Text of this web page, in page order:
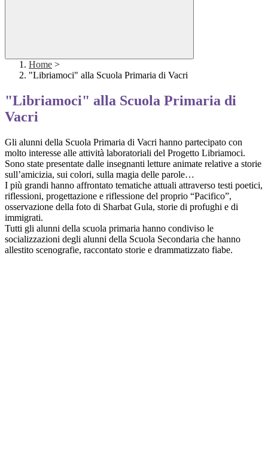
Home >
"Libriamoci" alla Scuola Primaria di Vacri
"Libriamoci" alla Scuola Primaria di
Vacri
Gli alunni della Scuola Primaria di Vacri hanno partecipato con
molto interesse alle attività laboratoriali del Progetto Libriamoci.
Sono state presentate dalle insegnanti letture animate relative a storie
sull’amicizia, sui colori, sulla magia delle parole…
I più grandi hanno affrontato tematiche attuali attraverso testi poetici,
riflessioni, progettazione e riflessione del proprio “Pacifico”,
osservazione della foto di Sharbat Gula, storie di profughi e di
immigrati.
Tutti gli alunni della scuola primaria hanno condiviso le
socializzazioni degli alunni della Scuola Secondaria che hanno
allestito scenografie, raccontato storie e drammatizzato fiabe.